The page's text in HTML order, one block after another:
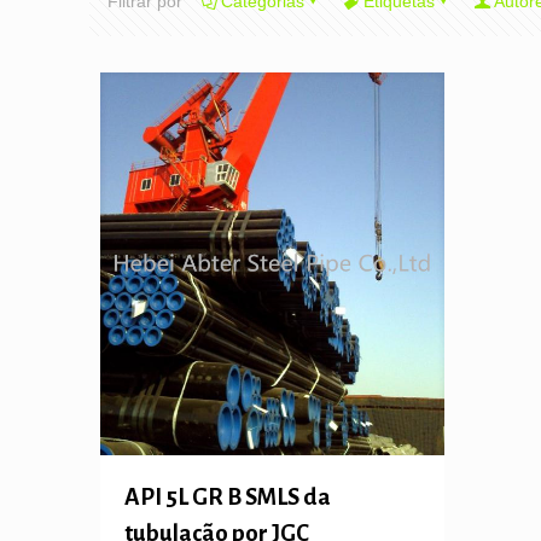
API 5L GR B SMLS da
tubulação por JGC